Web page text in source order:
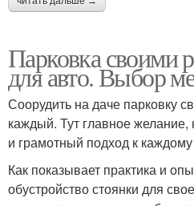
Парковка своими
для авто. Выбор
Соорудить на даче парковку
каждый. Тут главное
и грамотный подход к каждому
Как показывает практика и
обустройство стоянки для